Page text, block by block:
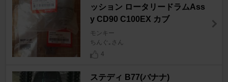
ッション ロータリードラムAss
y CD90 C100EX カブ
モンキー
ちんぐ｡さん
4
ステディ B77(バナナ)